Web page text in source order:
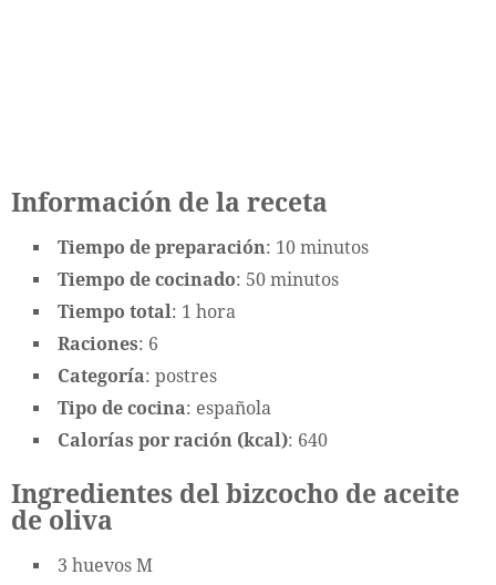
Información de la receta
Tiempo de preparación: 10 minutos
Tiempo de cocinado: 50 minutos
Tiempo total: 1 hora
Raciones: 6
Categoría: postres
Tipo de cocina: española
Calorías por ración (kcal): 640
Ingredientes del bizcocho de aceite
de oliva
3 huevos M